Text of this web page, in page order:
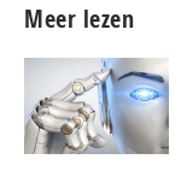
Meer lezen